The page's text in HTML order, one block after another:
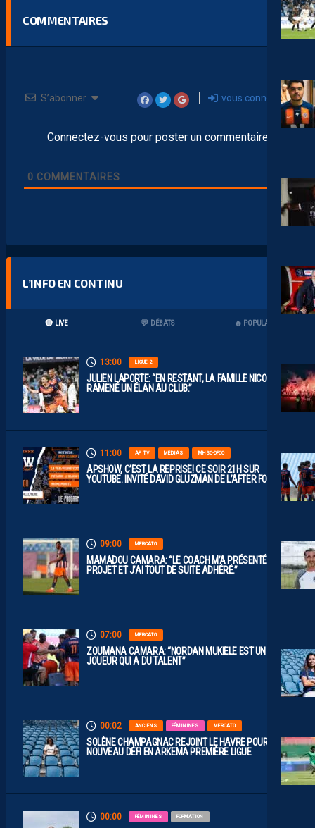
COMMENTAIRES
S’abonner vous connecter
Connectez-vous pour poster un commentaire
0 COMMENTAIRES
L’INFO EN CONTINU
🔴 LIVE 💬 DÉBATS 🔥 POPULAIRES
13:00 LIGUE 2
JULIEN LAPORTE: “EN RESTANT, LA FAMILLE NICOLLIN A
RAMENÉ UN ÉLAN AU CLUB.”
11:00 AP TV MÉDIAS MHSC-DFCO
APSHOW, C’EST LA REPRISE! CE SOIR 21H SUR
YOUTUBE. INVITÉ DAVID GLUZMAN DE L’AFTER FOOT.
09:00 MERCATO
MAMADOU CAMARA: “LE COACH M’A PRÉSENTÉ LE
PROJET ET J’AI TOUT DE SUITE ADHÉRÉ.”
07:00 MERCATO
ZOUMANA CAMARA: “NORDAN MUKIELE EST UN
JOUEUR QUI A DU TALENT”
00:02 ANCIENS FÉMININES MERCATO
SOLÈNE CHAMPAGNAC REJOINT LE HAVRE POUR UN
NOUVEAU DÉFI EN ARKEMA PREMIÈRE LIGUE
00:00 FÉMININES FORMATION